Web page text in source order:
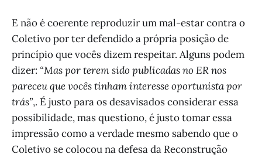
E não é coerente reproduzir um mal-estar contra o
Coletivo por ter defendido a própria posição de
princípio que vocês dizem respeitar. Alguns podem
dizer: “Mas por terem sido publicadas no ER nos
pareceu que vocês tinham interesse oportunista por
trás”,. É justo para os desavisados considerar essa
possibilidade, mas questiono, é justo tomar essa
impressão como a verdade mesmo sabendo que o
Coletivo se colocou na defesa da Reconstrução